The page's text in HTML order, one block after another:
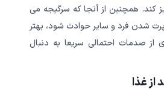
کند. همچنین از آنجا که سرگیجه می
شدن فرد و سایر حوادث شود، بهتر
از صدمات احتمالی سریعا به دنبال
از غذا